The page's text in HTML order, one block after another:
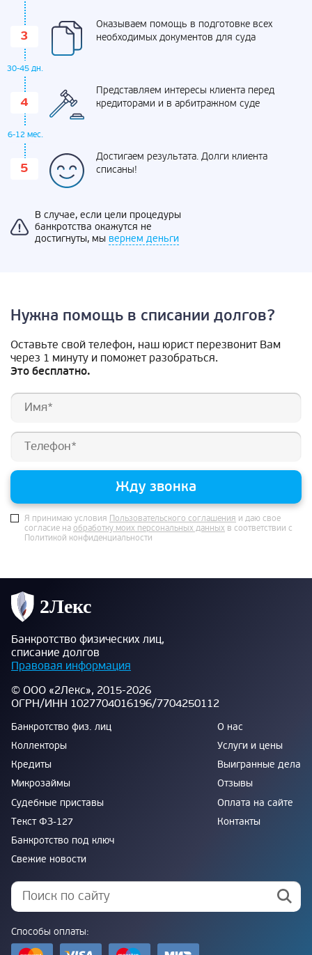
30-45 дн.
Оказываем помощь в подготовке всех
необходимых документов для суда
6-12 мес.
Представляем интересы клиента перед
кредиторами и в арбитражном суде
Достигаем результата. Долги клиента
списаны!
В случае, если цели процедуры
банкротства окажутся не
достигнуты, мы вернем деньги
Нужна помощь в списании долгов?
Оставьте свой телефон, наш юрист перезвонит Вам
через 1 минуту и поможет разобраться.
Это бесплатно.
Жду звонка
Я принимаю условия Пользовательского соглашения и даю свое
согласие на обработку моих персональных данных в соответствии с
Политикой конфиденциальности
Банкротство физических лиц,
списание долгов
Правовая информация
© ООО «2Лекс», 2015-2026
ОГРН/ИНН 1027704016196/7704250112
Банкротство физ. лиц
Коллекторы
Кредиты
Микрозаймы
Судебные приставы
Текст ФЗ-127
Банкротство под ключ
Свежие новости
О нас
Услуги и цены
Выигранные дела
Отзывы
Оплата на сайте
Контакты
Способы оплаты: